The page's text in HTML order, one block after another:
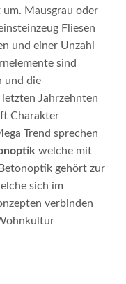
Mausgrau oder
Fliesen
und einer Unzahl
sind
und die
Jahrzehnten
Charakter
Trend sprechen
welche mit
gehört zur
sich im
verbinden